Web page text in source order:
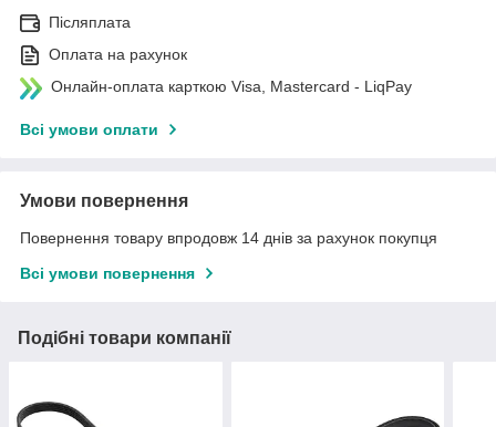
Післяплата
Оплата на рахунок
Онлайн-оплата карткою Visa, Mastercard - LiqPay
Всі умови оплати
Умови повернення
Повернення товару впродовж 14 днів за рахунок покупця
Всі умови повернення
Подібні товари компанії